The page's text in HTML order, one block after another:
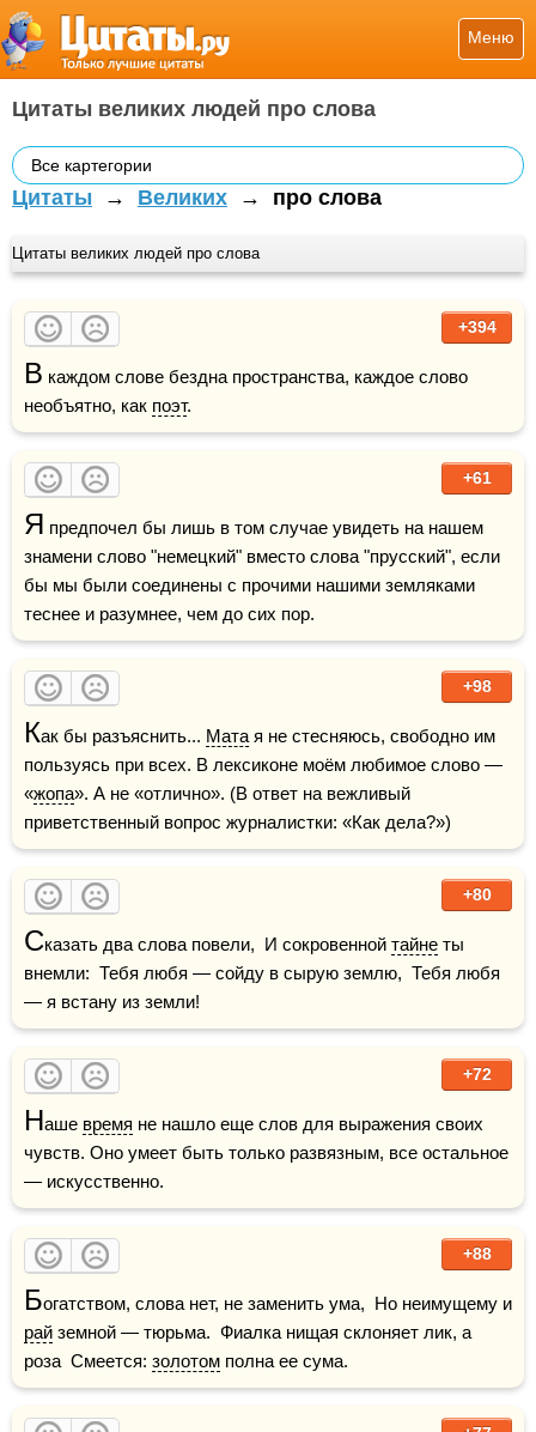
Меню
Цитаты великих людей про слова
Все картегории
Цитаты → Великих → про слова
Цитаты великих людей про слова
+394
В каждом слове бездна пространства, каждое слово
необъятно, как поэт.
+61
Я предпочел бы лишь в том случае увидеть на нашем
знамени слово "немецкий" вместо слова "прусский", если
бы мы были соединены с прочими нашими земляками
теснее и разумнее, чем до сих пор.
+98
Как бы разъяснить... Мата я не стесняюсь, свободно им
пользуясь при всех. В лексиконе моём любимое слово —
«жопа». А не «отлично». (В ответ на вежливый
приветственный вопрос журналистки: «Как дела?»)
+80
Сказать два слова повели,  И сокровенной тайне ты
внемли:  Тебя любя — сойду в сырую землю,  Тебя любя
— я встану из земли!
+72
Наше время не нашло еще слов для выражения своих
чувств. Оно умеет быть только развязным, все остальное
— искусственно.
+88
Б
рай земной — тюрьма.  Фиалка нищая склоняет лик, а
роза  Смеется: золотом полна ее сума.